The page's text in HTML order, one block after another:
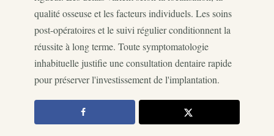
qualité osseuse et les facteurs individuels. Les soins
post-opératoires et le suivi régulier conditionnent la
réussite à long terme. Toute symptomatologie
inhabituelle justifie une consultation dentaire rapide
pour préserver l'investissement de l'implantation.